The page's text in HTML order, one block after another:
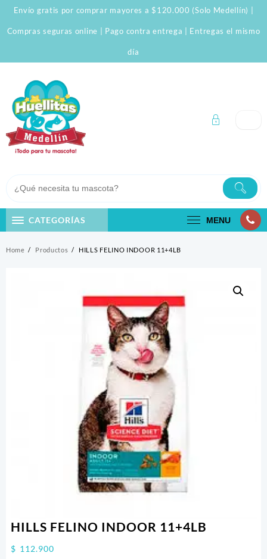
Skip
content
Envío gratis por comprar mayores a $120.000 (Solo Medellín) |
Compras seguras online | Pago contra entrega | Entregas el mismo
día
CATEGORÍAS MENU
Home Productos HILLS FELINO INDOOR 11+4LB
HILLS FELINO INDOOR 11+4LB
$ 112.900